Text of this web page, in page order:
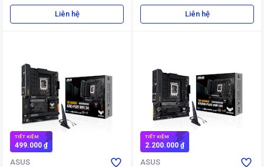
Liên hệ Liên hệ
TIẾT KIỆM
499.000 ₫
ASUS
TIẾT KIỆM
2.200.000 ₫
ASUS